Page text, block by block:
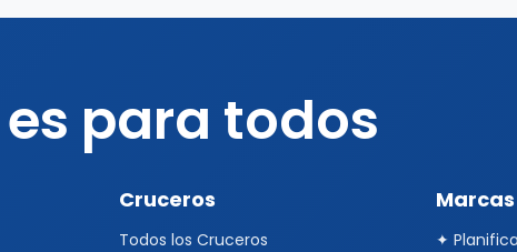
para todos
Cruceros
Todos los Cruceros
✦